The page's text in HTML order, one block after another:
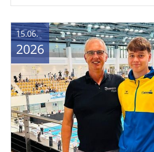
15.06.
2026